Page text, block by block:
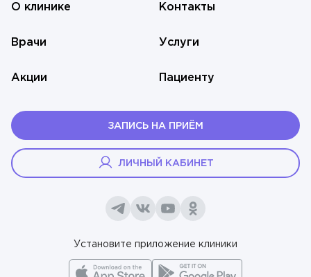
О клинике
Врачи
Акции
Контакты
Услуги
Пациенту
ЗАПИСЬ НА ПРИЁМ
ЛИЧНЫЙ КАБИНЕТ
Установите приложение клиники